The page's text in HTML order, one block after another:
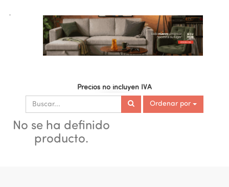
.
Precios no incluyen IVA
Ordenar por
No se ha definido
producto.